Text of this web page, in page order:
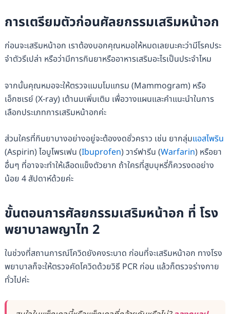
การเตรียมตัวก่อนศัลยกรรมเสริมหน้าอก
ก่อนจะเสริมหน้าอก เราต้องบอกคุณหมอให้หมดเลยนะคะว่ามีโรคประ
จำตัวรึเปล่า หรือว่ามีการกินยาหรืออาหารเสริมอะไรเป็นประจำไหม
จากนั้นคุณหมอจะให้ตรวจแมมโมแกรม (Mammogram) หรือ
เอ็กซเรย์ (X-ray) เต้านมเพิ่มเติม เพื่อวางแผนและคำแนะนำในการ
เลือกประเภทการเสริมหน้าอกค่ะ
ส่วนใครที่กินยาบางอย่างอยู่จะต้องงดชั่วคราว เช่น ยากลุ่มแอสไพริน
(Aspirin) ไอบูโพรเฟน (Ibuprofen) วาร์ฟารีน (Warfarin) หรือยา
อื่นๆ ที่อาจจะทำให้เลือดแข็งตัวยาก ถ้าใครที่สูบบุหรี่ก็ควรงดอย่าง
น้อย 4 สัปดาห์ด้วยค่ะ
ขั้นตอนการศัลยกรรมเสริมหน้าอก ที่ โรง
พยาบาลพญาไท 2
ในช่วงที่สถานการณ์โควิดยังคงระบาด ก่อนที่จะเสริมหน้าอก ทางโรง
พยาบาลก็จะให้ตรวจคัดโควิดด้วยวิธี PCR ก่อน แล้วก็ตรวจร่างกาย
ทั่วไปค่ะ